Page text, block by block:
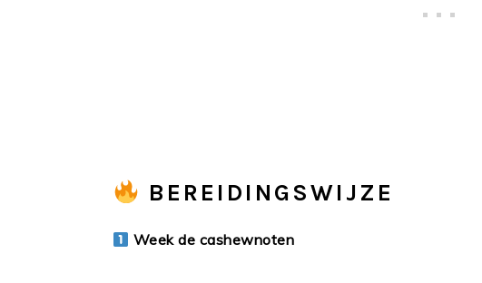
BEREIDINGSWIJZE
Week de cashewnoten